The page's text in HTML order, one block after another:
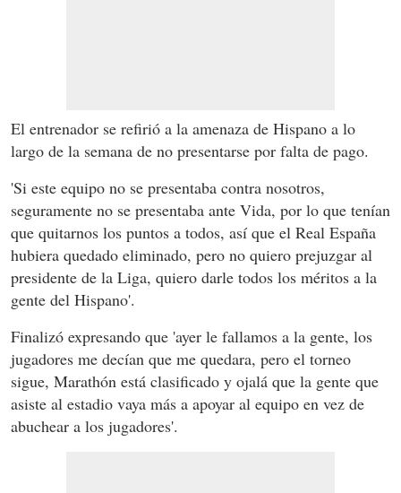
El entrenador se refirió a la amenaza de Hispano a lo
largo de la semana de no presentarse por falta de pago.
'Si este equipo no se presentaba contra nosotros,
seguramente no se presentaba ante Vida, por lo que tenían
que quitarnos los puntos a todos, así que el Real España
hubiera quedado eliminado, pero no quiero prejuzgar al
presidente de la Liga, quiero darle todos los méritos a la
gente del Hispano'.
Finalizó expresando que 'ayer le fallamos a la gente, los
jugadores me decían que me quedara, pero el torneo
sigue, Marathón está clasificado y ojalá que la gente que
asiste al estadio vaya más a apoyar al equipo en vez de
abuchear a los jugadores'.